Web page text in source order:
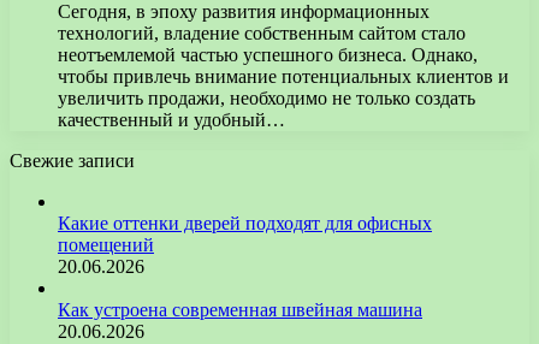
Сегодня, в эпоху развития информационных
технологий, владение собственным сайтом стало
неотъемлемой частью успешного бизнеса. Однако,
чтобы привлечь внимание потенциальных клиентов и
увеличить продажи, необходимо не только создать
качественный и удобный…
Свежие записи
Какие оттенки дверей подходят для офисных
помещений
20.06.2026
Как устроена современная швейная машина
20.06.2026